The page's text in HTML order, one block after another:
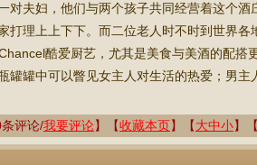
对夫妇，他们与两个孩子共同经营着这个酒
打理上上下下。而二位老人时不时到世界各
酷爱厨艺，尤其是美食与美酒的配搭
罐罐中可以瞥见女主人对生活的热爱；男主
评论/我要评论】【收藏本页】【大中小】【